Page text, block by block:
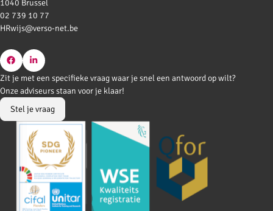
1040 Brussel
02 739 10 77
HRwijs@verso-net.be
Go
to
Facebook
Go
to
LinkedIn
Zit je met een specifieke vraag waar je snel een antwoord op wilt?
Onze adviseurs staan voor je klaar!
Stel je vraag